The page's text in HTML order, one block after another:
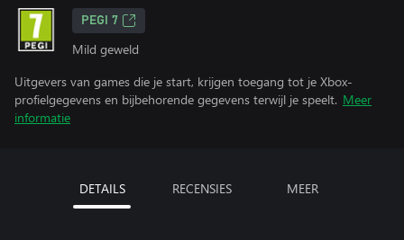
PEGI 7
Mild geweld
Uitgevers van games die je start, krijgen toegang tot je Xbox-
profielgegevens en bijbehorende gegevens terwijl je speelt. Meer
informatie
DETAILS RECENSIES MEER